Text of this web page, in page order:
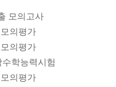
모의고사
의평가
의평가
학능력시험
의평가